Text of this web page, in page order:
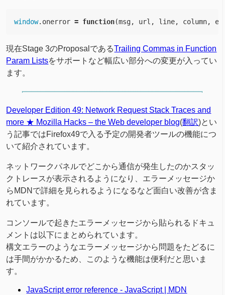
window. onerror = function(msg, url , line, column,
現在Stage 3のProposalであるTrailing Commas in Function
Param Listsをサポートなど幅広い部分への変更が入ってい
ます。
Developer Edition 49: Network Request Stack Traces and
more ★ Mozilla Hacks – the Web developer blog(翻訳)とい
う記事ではFirefox49で入る予定の開発者ツールの機能につ
いて紹介されています。
ネットワークパネルでどこから通信が発生したのかスタッ
クトレースが表示されるようになり、エラーメッセージか
らMDNで詳細を見られるようになるなど面白い改善が含ま
れています。
コンソールで起きたエラーメッセージから貼られるドキュ
メントは以下にまとめられています。
構文エラーのようなエラーメッセージから問題をたどるに
は手間がかかるため、このような機能は便利だと思いま
す。
JavaScript error reference - JavaScript | MDN